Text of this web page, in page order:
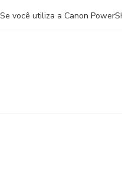
Se você utiliza a Canon